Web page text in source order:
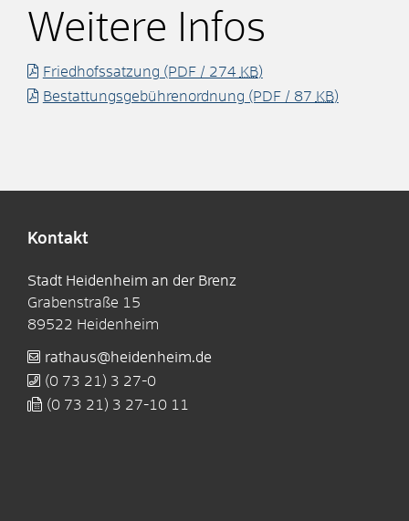
Weitere Infos
Friedhofssatzung (PDF / 274 KB)
Bestattungsgebührenordnung (PDF / 87 KB)
Kontakt
Stadt Heidenheim an der Brenz
Grabenstraße 15
89522 Heidenheim
rathaus@heidenheim.de
(0 73 21) 3 27-0
(0 73 21) 3 27-10 11